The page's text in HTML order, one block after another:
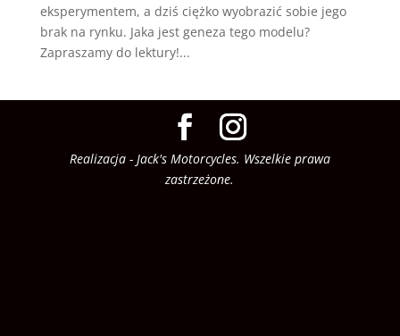
eksperymentem, a dziś ciężko wyobrazić sobie jego
brak na rynku. Jaka jest geneza tego modelu?
Zapraszamy do lektury!...
Realizacja - Jack's Motorcycles. Wszelkie prawa
zastrzeżone.